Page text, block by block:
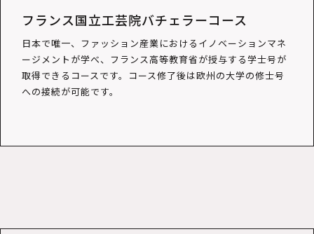
フランス国立工芸院バチェラーコース
日本で唯一、ファッション産業におけるイノベーションマネ
ージメントが学べ、フランス高等教育省が授与する学士号が
取得できるコースです。コース修了後は欧州の大学の修士号
への接続が可能です。